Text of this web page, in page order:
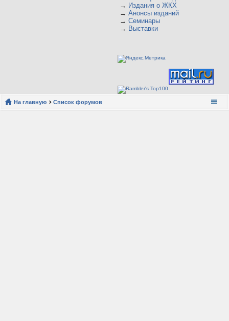
→ Издания о ЖКХ
→ Анонсы изданий
→ Семинары
→ Выставки
На главную Список форумов